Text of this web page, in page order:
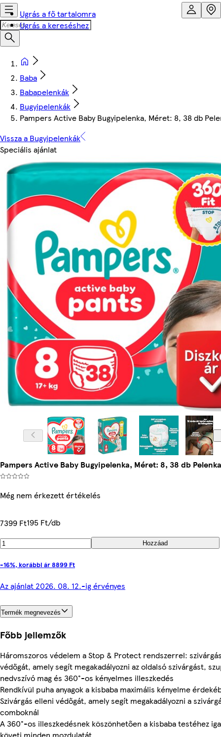
Ugrás a fő tartalomra
Ugrás a kereséshez
Baba
Babapelenkák
Bugyipelenkák
Pampers Active Baby Bugyipelenka, Méret: 8, 38 db
Vissza a Bugyipelenkák
Speciális ajánlat
Pampers Active Baby Bugyipelenka, Méret: 8, 38 db
Még nem érkezett értékelés
7399 Ft195 Ft/db
Hozzáad
-16%, korábbi ár 8899 Ft
Az ajánlat 2026. 08. 12.-ig érvényes
Termék megnevezés
Főbb jellemzők
Háromszoros védelem a Stop & Protect rendszerrel:
védőgát, amely segít megakadályozni az oldalsó szivárgást,
nedvszívó mag és 360°-os kényelmes illeszkedés
Rendkívül puha anyagok a kisbaba maximális kényelme
Szivárgás elleni védőgát, amely segít megakadályozni a
comboknál
A 360°-os illeszkedésnek köszönhetően a kisbaba testéhez